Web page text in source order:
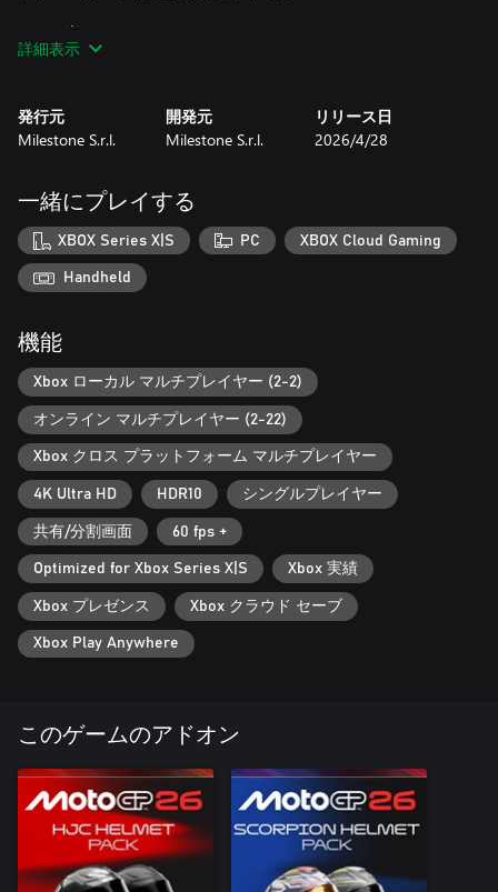
深みを増したキャリアモード
ルーキーからレジェンドへ、自らのキャリアを歴史に刻め。公
の市場価値の変動、記者会見を通して未来を形作っていく。メ
ディアに解き放たれた言葉が来たる試練の様相を変えていく。
とつひとつの決断が君の物語となっていくのだ。
トレーニングと経験
時に本番のパドックから離れることも、バイクへの新たな視点
を模索するのに重要だ。モタードやフラットトラック、ミニバ
イクに跨るも良し、プロダクションバイクでサーキットに繰り
ンドイベントが魅力的だ。
みんなでレース
オンライン要素はクロスプレイ*に対応。新たに用意されたオン
ラインロビーに最大22人のライダーを集めて、手に汗握るレー
スを楽しめる。進化したグラフィックエディターで見た目をカ
スタマイズが可能だ。自分が考えた最高のカッコよさを世界に
シェアしよう！
*任天堂のプラットフォームを除く
詳細表示
発行元
Milestone S.r.l.
開発元
Milestone S.r.l.
リリース日
2026/4/28
一緒にプレイする
XBOX Series X|S PC XBOX Cloud Gaming
Handheld
機能
Xbox ローカル マルチプレイヤー (2-2)
オンライン マルチプレイヤー (2-22)
Xbox クロス プラットフォーム マルチプレイヤー
4K Ultra HD HDR10 シングルプレイヤー
共有/分割画面 60 fps +
Optimized for Xbox Series X|S Xbox 実績
Xbox プレゼンス Xbox クラウド セーブ
Xbox Play Anywhere
このゲームのアドオン